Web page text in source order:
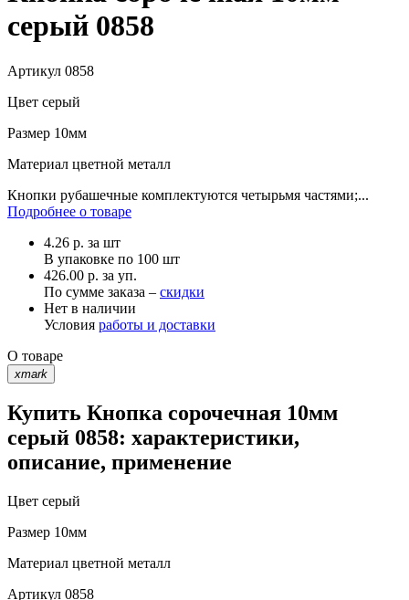
серый 0858
Артикул 0858
Цвет серый
Размер 10мм
Материал цветной металл
Кнопки рубашечные комплектуются четырьмя частями;...
Подробнее о товаре
4.26 р. за шт
В упаковке по 100 шт
426.00 р. за уп.
По сумме заказа – скидки
Нет в наличии
Условия работы и доставки
О товаре
xmark
Купить Кнопка сорочечная 10мм
серый 0858: характеристики,
описание, применение
Цвет серый
Размер 10мм
Материал цветной металл
Артикул 0858